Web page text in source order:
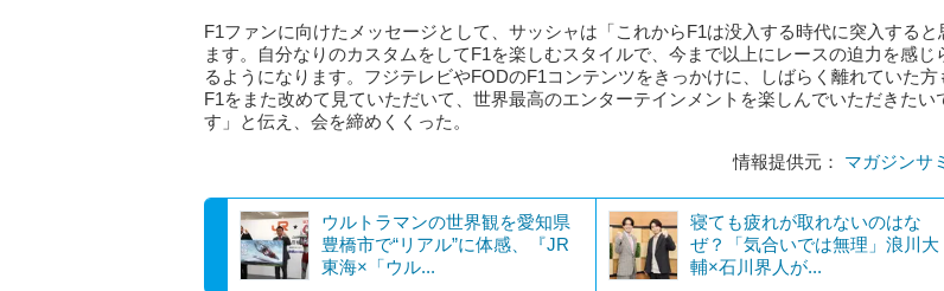
F1ファンに向けたメッセージとして、サッシャは「これからF1は没入する時代に突入すると
ます。自分なりのカスタムをしてF1を楽しむスタイルで、今まで以上にレースの迫力を感じ
るようになります。フジテレビやFODのF1コンテンツをきっかけに、しばらく離れていた方
F1をまた改めて見ていただいて、世界最高のエンターテインメントを楽しんでいただきたい
す」と伝え、会を締めくくった。
情報提供元： マガジンサ
ウルトラマンの世界観を愛知県
豊橋市で“リアル”に体感、『JR
東海×「ウル...
寝ても疲れが取れないのはな
ぜ？「気合いでは無理」浪川大
輔×石川界人が...